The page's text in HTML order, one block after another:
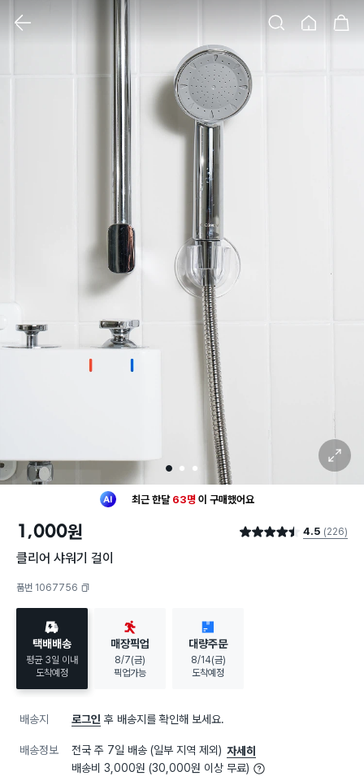
클릭 시 이미지 확대 보기 팝업 열림
1 2 3
확대 보기
최근 한달 63명 이 구매했어요
구매했어요
1,000원 별점 4.5점 4.5 (226)
클리어 샤워기 걸이
품번 1067756
택배배송
평균 3일 이내
도착예정
매장픽업
8/7(금)
픽업가능
대량주문
8/14(금)
도착예정
배송지 로그인 후 배송지를 확인해 보세요.
배송정보 전국 주 7일 배송 (일부 지역 제외) 자세히
배송비 3,000원 (30,000원 이상 무료)